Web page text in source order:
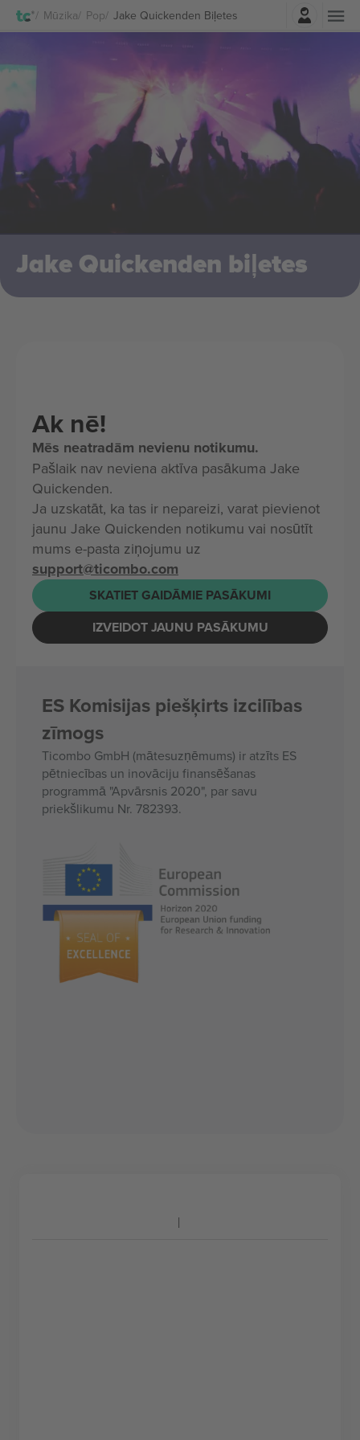
Mūzika Pop Jake Quickenden Biļetes
Pierakstīties
Jake Quickenden biļetes
Ak nē!
Mēs neatradām nevienu notikumu.
Pašlaik nav neviena aktīva pasākuma Jake
Quickenden.
Ja uzskatāt, ka tas ir nepareizi, varat pievienot
jaunu Jake Quickenden notikumu vai nosūtīt
mums e-pasta ziņojumu uz
support@ticombo.com
SKATIET GAIDĀMIE PASĀKUMI
IZVEIDOT JAUNU PASĀKUMU
ES Komisijas piešķirts izcilības
zīmogs
Ticombo GmbH (mātesuzņēmums) ir atzīts ES
pētniecības un inovāciju finansēšanas
programmā "Apvārsnis 2020", par savu
priekšlikumu Nr. 782393.